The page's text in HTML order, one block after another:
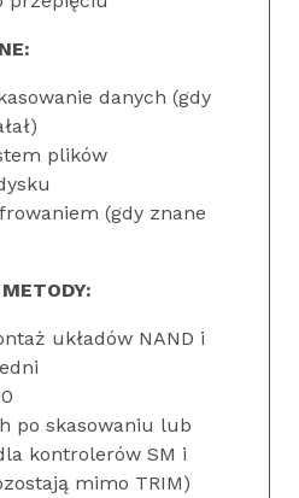
danych (gdy
plików
(gdy znane
układów NAND i
po skasowaniu lub
kontrolerów SM i
mimo TRIM)